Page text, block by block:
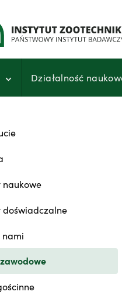
Działalność
naukowe
doświadczalne
nami